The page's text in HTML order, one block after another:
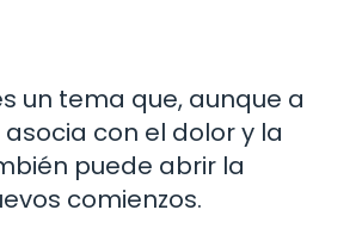
un tema que, aunque a
con el dolor y la
puede abrir la
comienzos.